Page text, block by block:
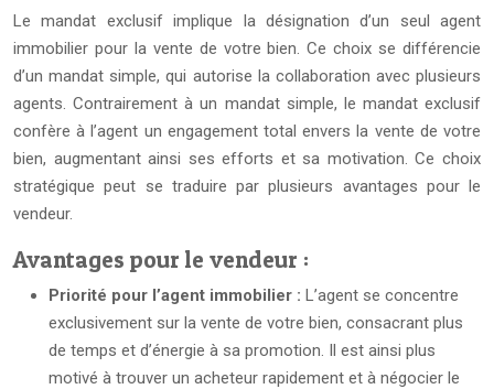
Le mandat exclusif implique la désignation d’un seul agent
immobilier pour la vente de votre bien. Ce choix se différencie
d’un mandat simple, qui autorise la collaboration avec plusieurs
agents. Contrairement à un mandat simple, le mandat exclusif
confère à l’agent un engagement total envers la vente de votre
bien, augmentant ainsi ses efforts et sa motivation. Ce choix
stratégique peut se traduire par plusieurs avantages pour le
vendeur.
Avantages pour le vendeur :
Priorité pour l’agent immobilier : L’agent se concentre
exclusivement sur la vente de votre bien, consacrant plus
de temps et d’énergie à sa promotion. Il est ainsi plus
motivé à trouver un acheteur rapidement et à négocier le